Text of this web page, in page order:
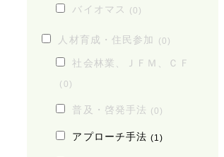
バイオマス (0)
人材育成・住民参加 (0)
社会林業、ＪＦＭ、ＣＦ
(0)
普及・啓発手法 (0)
アプローチ手法 (1)